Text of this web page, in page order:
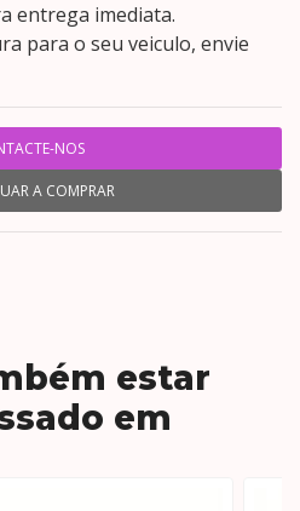
entrega imediata.
para o seu veiculo, envie
NOS
A COMPRAR
estar
em